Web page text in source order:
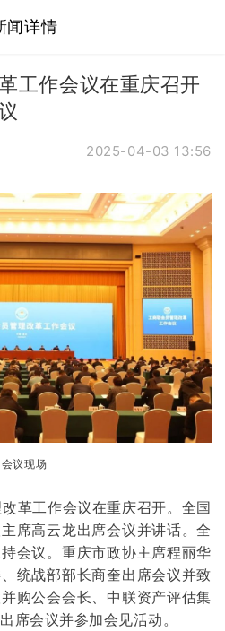
闻详情
工作会议在重庆召开
2025-04-03 13:56
会议现场
革工作会议在重庆召开。全国
席高云龙出席会议并讲话。全
会议。 重庆市政协主席程丽华
统战部部长商奎出席会议并致
购公会会长、中联资产评估集
席会议并参加会见活动。